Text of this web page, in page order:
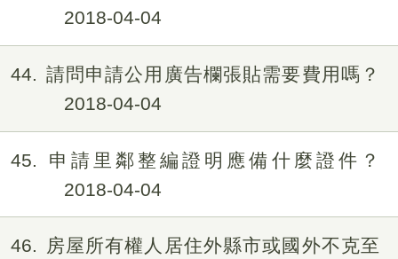
2018-04-04
44
請問申請公用廣告欄張貼需要費用嗎？
2018-04-04
45
申請里鄰整編證明應備什麼證件？
2018-04-04
46
房屋所有權人居住外縣市或國外不克至